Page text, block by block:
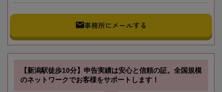
事務所にメールする
【新潟駅徒歩10分】申告実績は安心と信頼の証。全国規模
のネットワークでお客様をサポートします！